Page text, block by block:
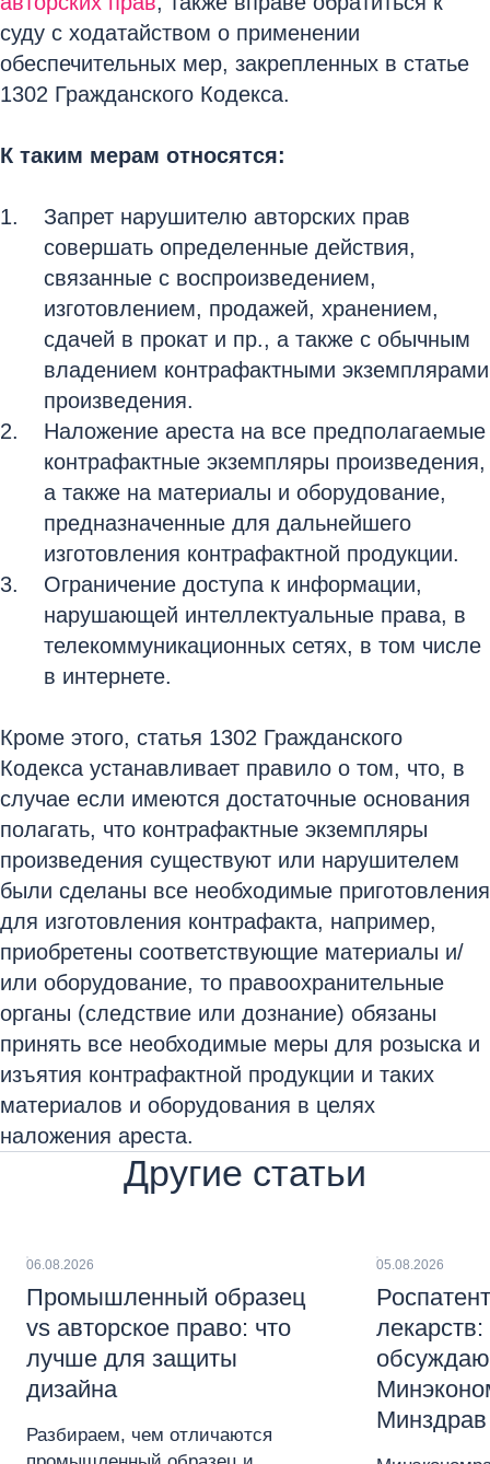
суду с ходатайством о применении
обеспечительных мер, закрепленных в статье
1302 Гражданского Кодекса.
К таким мерам относятся:
Запрет нарушителю авторских прав
совершать определенные действия,
связанные с воспроизведением,
изготовлением, продажей, хранением,
сдачей в прокат и пр., а также с обычным
владением контрафактными экземплярами
произведения.
Наложение ареста на все предполагаемые
контрафактные экземпляры произведения,
а также на материалы и оборудование,
предназначенные для дальнейшего
изготовления контрафактной продукции.
Ограничение доступа к информации,
нарушающей интеллектуальные права, в
телекоммуникационных сетях, в том числе
в интернете.
Кроме этого, статья 1302 Гражданского
Кодекса устанавливает правило о том, что, в
случае если имеются достаточные основания
полагать, что контрафактные экземпляры
произведения существуют или нарушителем
были сделаны все необходимые приготовления
для изготовления контрафакта, например,
приобретены соответствующие материалы и/
или оборудование, то правоохранительные
органы (следствие или дознание) обязаны
принять все необходимые меры для розыска и
изъятия контрафактной продукции и таких
материалов и оборудования в целях
наложения ареста.
Другие статьи
06.08.2026
Промышленный образец
vs авторское право: что
лучше для защиты
дизайна
Разбираем, чем отличаются
05.08.2026
лекарств:
Минздрав